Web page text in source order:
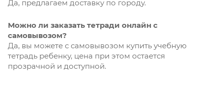
Да, предлагаем доставку по городу.
Можно ли заказать тетради онлайн с
самовывозом?
Да, вы можете с самовывозом купить учебную
тетрадь ребенку, цена при этом остается
прозрачной и доступной.